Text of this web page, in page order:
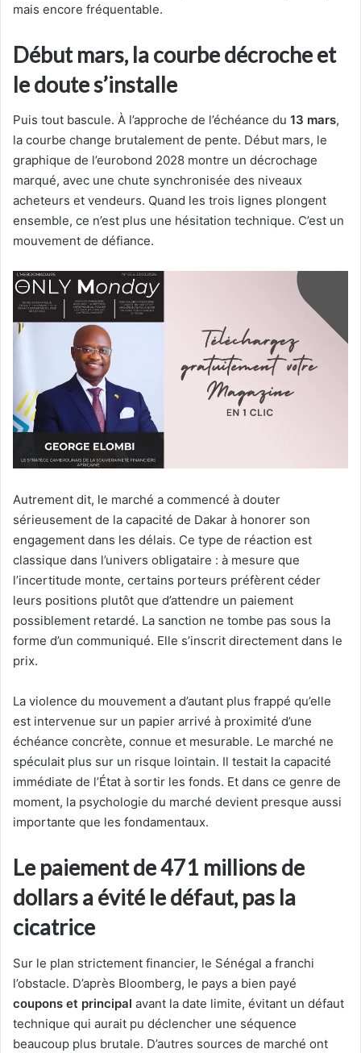
mais encore fréquentable.
Début mars, la courbe décroche et
le doute s’installe
Puis tout bascule. À l’approche de l’échéance du 13 mars,
la courbe change brutalement de pente. Début mars, le
graphique de l’eurobond 2028 montre un décrochage
marqué, avec une chute synchronisée des niveaux
acheteurs et vendeurs. Quand les trois lignes plongent
ensemble, ce n’est plus une hésitation technique. C’est un
mouvement de défiance.
Autrement dit, le marché a commencé à douter
sérieusement de la capacité de Dakar à honorer son
engagement dans les délais. Ce type de réaction est
classique dans l’univers obligataire : à mesure que
l’incertitude monte, certains porteurs préfèrent céder
leurs positions plutôt que d’attendre un paiement
possiblement retardé. La sanction ne tombe pas sous la
forme d’un communiqué. Elle s’inscrit directement dans le
prix.
La violence du mouvement a d’autant plus frappé qu’elle
est intervenue sur un papier arrivé à proximité d’une
échéance concrète, connue et mesurable. Le marché ne
spéculait plus sur un risque lointain. Il testait la capacité
immédiate de l’État à sortir les fonds. Et dans ce genre de
moment, la psychologie du marché devient presque aussi
importante que les fondamentaux.
Le paiement de 471 millions de
dollars a évité le défaut, pas la
cicatrice
Sur le plan strictement financier, le Sénégal a franchi
l’obstacle. D’après Bloomberg, le pays a bien payé
coupons et principal avant la date limite, évitant un défaut
technique qui aurait pu déclencher une séquence
beaucoup plus brutale. D’autres sources de marché ont